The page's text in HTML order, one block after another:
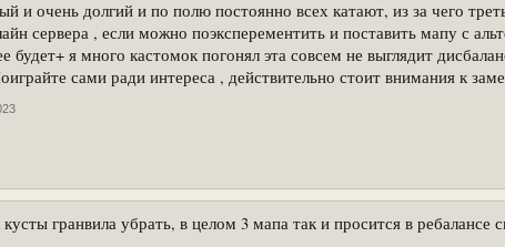
и очень долгий и по полю постоянно всех катают, из за чего
сервера , если можно поэксперементить и поставить мапу с
будет+ я много кастомок погонял эта совсем не выглядит
сами ради интереса , действительно стоит внимания к
гранвила убрать, в целом 3 мапа так и просится в ребалансе